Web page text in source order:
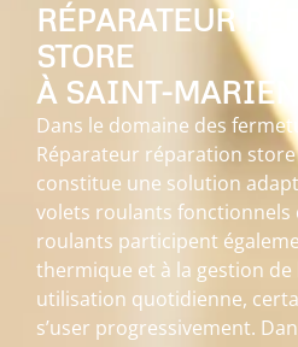
RÉPARATEUR
STORE
À SAINT-
Dans le domaine des
Réparateur réparation store
constitue une solution
volets roulants fonctionnels
roulants participent
thermique et à la gestion de
utilisation quotidienne,
s’user progressivement.